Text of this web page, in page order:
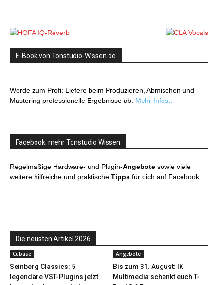
E-Book von Tonstudio-Wissen.de
Werde zum Profi: Liefere beim Produzieren, Abmischen und
Mastering professionelle Ergebnisse ab. Mehr Infos…
Facebook: mehr Tonstudio Wissen
Regelmäßige Hardware- und Plugin-Angebote sowie viele
weitere hilfreiche und praktische Tipps für dich auf Facebook.
Die neusten Artikel 2026
Cubase
Seinberg Classics: 5
legendäre VST-Plugins jetzt
Angebote
Bis zum 31. August: IK
Multimedia schenkt euch T-